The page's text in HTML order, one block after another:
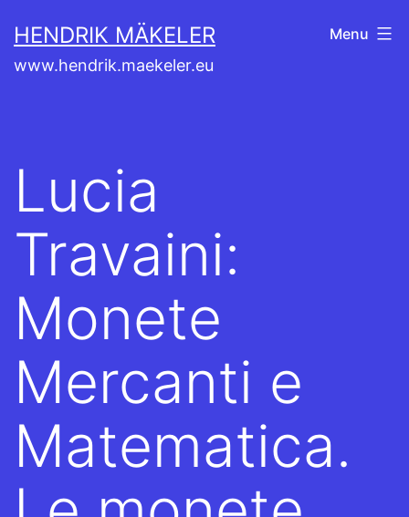
to
content
HENDRIK MÄKELER
www.hendrik.maekeler.eu
Menu
Lucia
Travaini:
Monete
Mercanti e
Matematica.